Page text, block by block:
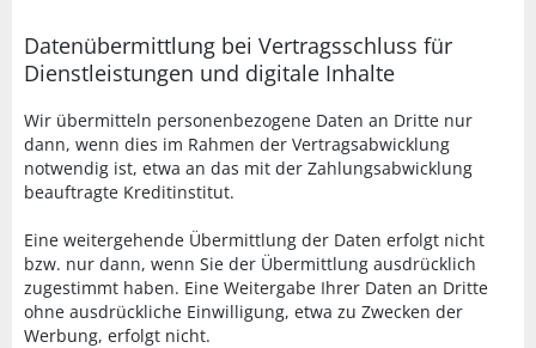
Datenübermittlung bei Vertragsschluss für
Dienstleistungen und digitale Inhalte
Wir übermitteln personenbezogene Daten an Dritte nur
dann, wenn dies im Rahmen der Vertragsabwicklung
notwendig ist, etwa an das mit der Zahlungsabwicklung
beauftragte Kreditinstitut.
Eine weitergehende Übermittlung der Daten erfolgt nicht
bzw. nur dann, wenn Sie der Übermittlung ausdrücklich
zugestimmt haben. Eine Weitergabe Ihrer Daten an Dritte
ohne ausdrückliche Einwilligung, etwa zu Zwecken der
Werbung, erfolgt nicht.